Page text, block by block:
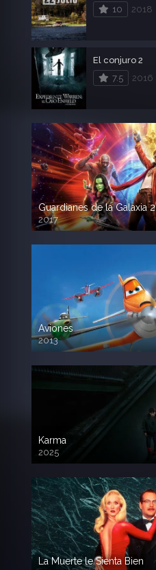
10
2018
El conjuro 2
7.5
2016
Guardianes de la Galaxia 2
2017
720p HD
Aviones
2013
720 HD
Karma
2025
La Muerte le Sienta Bien